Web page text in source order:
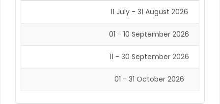
11 July - 31 August 2026
01 - 10 September 2026
11 - 30 September 2026
01 - 31 October 2026